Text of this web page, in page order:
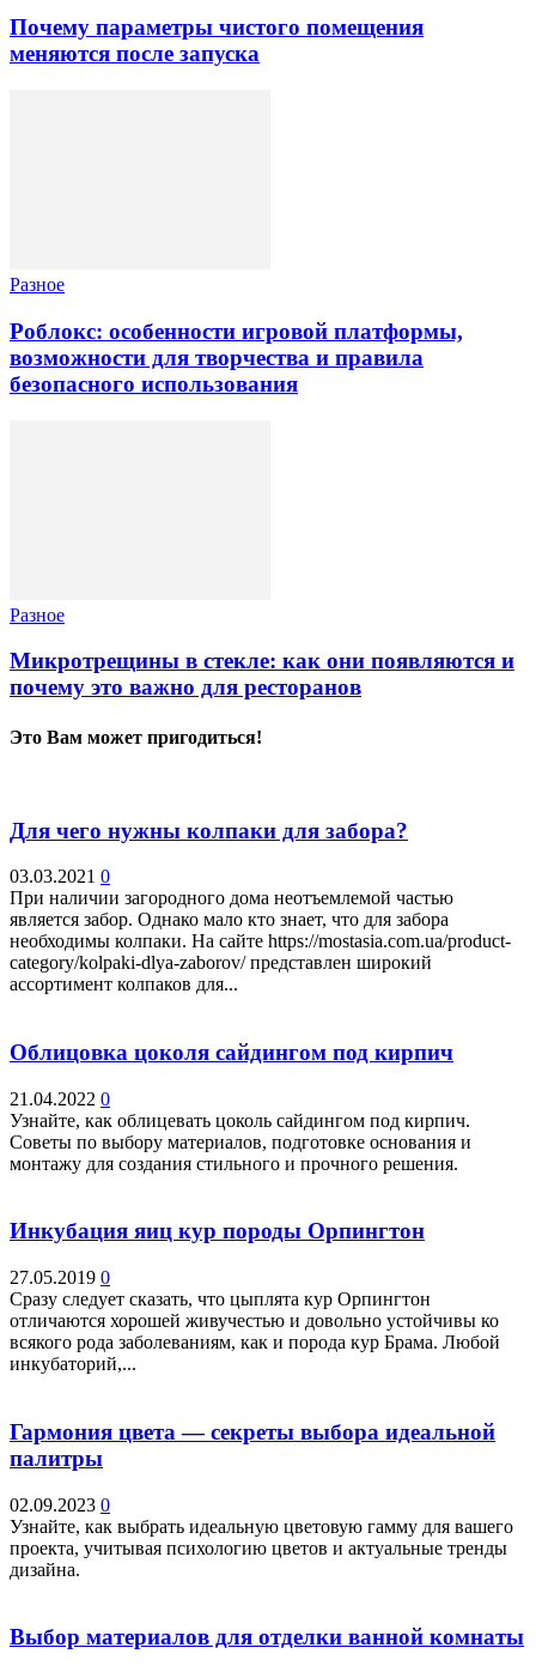
Почему параметры чистого помещения
меняются после запуска
Разное
Роблокс: особенности игровой платформы,
возможности для творчества и правила
безопасного использования
Разное
Микротрещины в стекле: как они появляются и
почему это важно для ресторанов
Это Вам может пригодиться!
Для чего нужны колпаки для забора?
03.03.2021 0
При наличии загородного дома неотъемлемой частью
является забор. Однако мало кто знает, что для забора
необходимы колпаки. На сайте https://mostasia.com.ua/product-
category/kolpaki-dlya-zaborov/ представлен широкий
ассортимент колпаков для...
Облицовка цоколя сайдингом под кирпич
21.04.2022 0
Узнайте, как облицевать цоколь сайдингом под кирпич.
Советы по выбору материалов, подготовке основания и
монтажу для создания стильного и прочного решения.
Инкубация яиц кур породы Орпингтон
27.05.2019 0
Сразу следует сказать, что цыплята кур Орпингтон
отличаются хорошей живучестью и довольно устойчивы ко
всякого рода заболеваниям, как и порода кур Брама. Любой
инкубаторий,...
Гармония цвета — секреты выбора идеальной
палитры
02.09.2023 0
Узнайте, как выбрать идеальную цветовую гамму для вашего
проекта, учитывая психологию цветов и актуальные тренды
дизайна.
Выбор материалов для отделки ванной комнаты